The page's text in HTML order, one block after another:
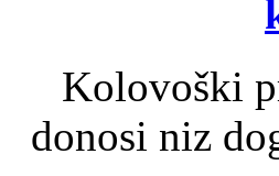
Kolovoški
donosi niz